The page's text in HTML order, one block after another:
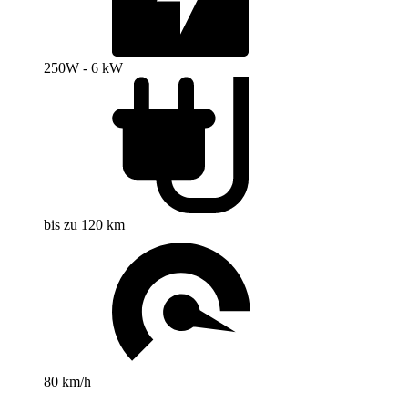
250W - 6 kW
bis zu 120 km
80 km/h